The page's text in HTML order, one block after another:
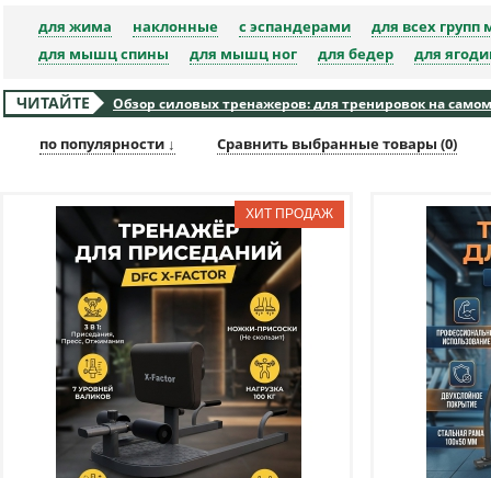
для жима наклонные с эспандерами
для всех
для мышц спины
для мышц ног для бедер для
ЧИТАЙТЕ Обзор силовых тренажеров: для тренировок на
по популярности ↓ Сравнить выбранные товары (0)